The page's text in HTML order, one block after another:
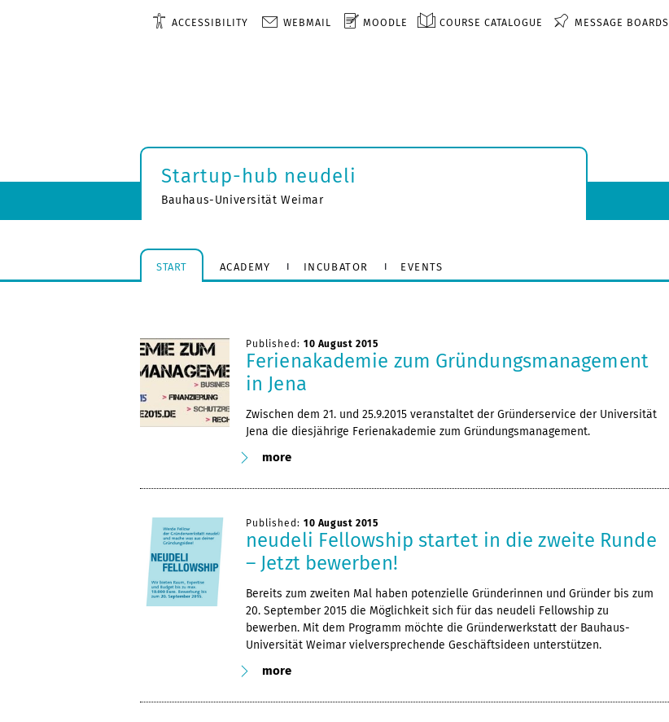
ACCESSIBILITY WEBMAIL MOODLE COURSE CATALOGUE MESSAGE BOARDS
Startup-hub neudeli
Bauhaus-Universität Weimar
START ACADEMY INCUBATOR EVENTS
Published: 10 August 2015
Ferienakademie zum Gründungsmanagement
in Jena
Zwischen dem 21. und 25.9.2015 veranstaltet der Gründerservice der Universität
Jena die diesjährige Ferienakademie zum Gründungsmanagement.
more
Published: 10 August 2015
neudeli Fellowship startet in die zweite Runde
– Jetzt bewerben!
Bereits zum zweiten Mal haben potenzielle Gründerinnen und Gründer bis zum
20. September 2015 die Möglichkeit sich für das neudeli Fellowship zu
bewerben. Mit dem Programm möchte die Gründerwerkstatt der Bauhaus-
Universität Weimar vielversprechende Geschäftsideen unterstützen.
more